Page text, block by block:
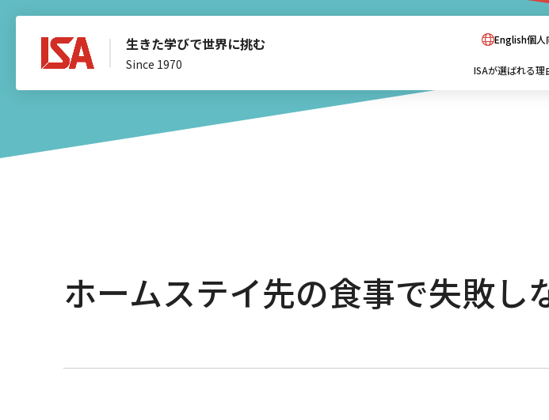
生きた学びで世界に挑む
Since 1970
English個人
ISAが選ばれる理
ホームステイ先の食事で失敗し